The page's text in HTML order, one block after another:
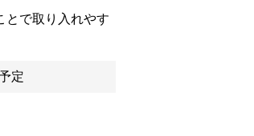
とで取り入れやす
定